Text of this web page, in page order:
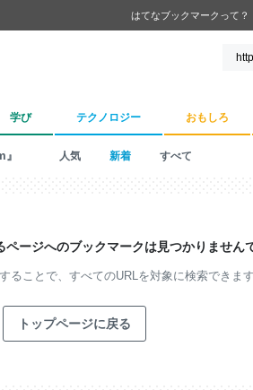
はてなブックマークって？
学び テクノロジー おもしろ
人気 新着 すべて
ページへのブックマークは見つかりません
ることで、 すべてのURLを対象に検索できます
トップページに戻る